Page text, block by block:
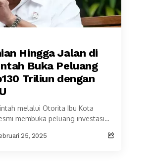
Hingga Jalan di
Buka Peluang
Triliun dengan
melalui Otorita Ibu Kota
membuka peluang investasi
25, 2025